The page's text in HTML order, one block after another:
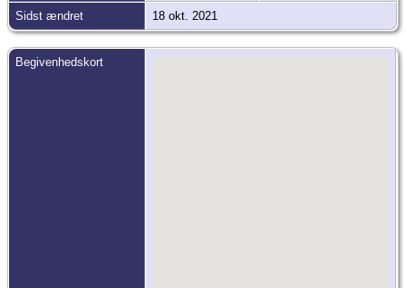
Sidst ændret 18 okt. 2021
Begivenhedskort